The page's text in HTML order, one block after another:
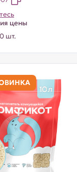
цены
шт.